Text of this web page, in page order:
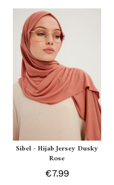
Sibel - Hijab Jersey Dusky
Rose
€7.99